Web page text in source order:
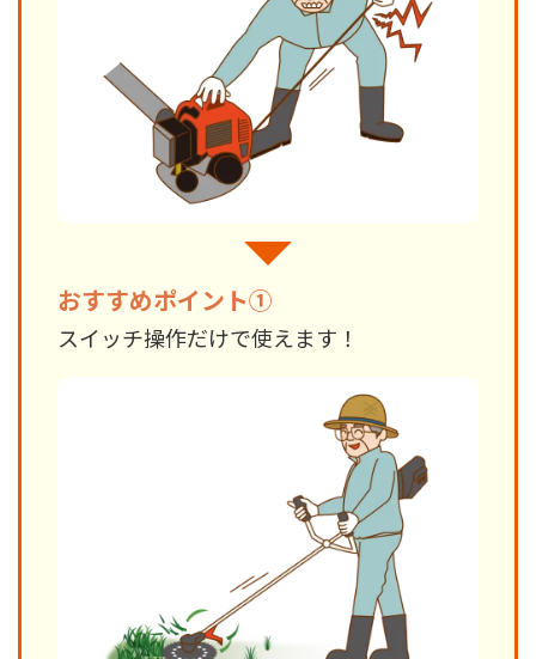
おすすめポイント①
スイッチ操作だけで使えます！